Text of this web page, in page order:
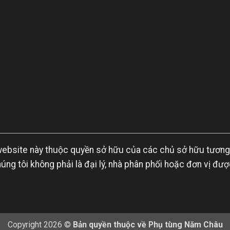
này thuộc quyền sở hữu của các chủ sở hữu
tôi không phải là đại lý, nhà phân phối hoặc đơn vị
Copyright 2026 © Bản quyền thuộc về Phụ tùng Năm Châu